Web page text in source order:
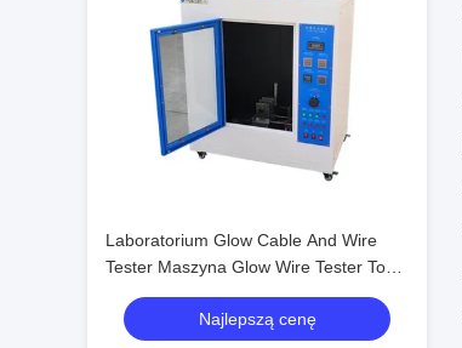
Laboratorium Glow Cable And Wire
Tester Maszyna Glow Wire Tester To
Ensure Safety Compliance Of Electrical
And Electronic Products
Najlepszą cenę